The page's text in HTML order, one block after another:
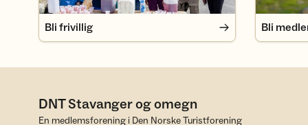
Bli frivillig Bli
DNT Stavanger og omegn
En medlemsforening i Den Norske Turistforening